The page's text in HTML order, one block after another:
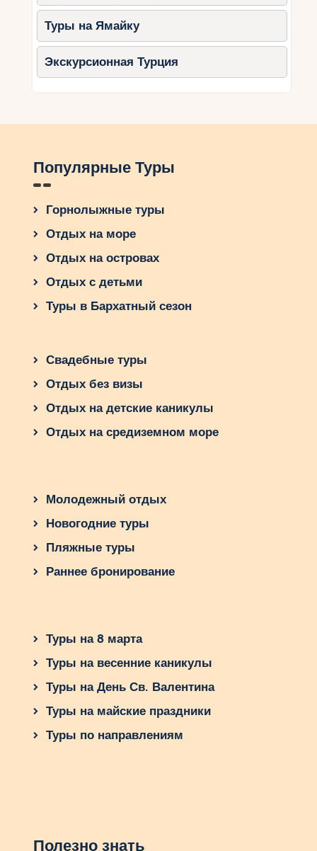
Туры на Ямайку
Экскурсионная Турция
Популярные Туры
Горнолыжные туры
Отдых на море
Отдых на островах
Отдых с детьми
Туры в Бархатный сезон
Свадебные туры
Отдых без визы
Отдых на детские каникулы
Отдых на средиземном море
Молодежный отдых
Новогодние туры
Пляжные туры
Раннее бронирование
Туры на 8 марта
Туры на весенние каникулы
Туры на День Св. Валентина
Туры на майские праздники
Туры по направлениям
Полезно знать